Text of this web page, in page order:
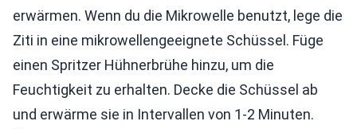
erwärmen. Wenn du die Mikrowelle benutzt, lege die
Ziti in eine mikrowellengeeignete Schüssel. Füge
einen Spritzer Hühnerbrühe hinzu, um die
Feuchtigkeit zu erhalten. Decke die Schüssel ab
und erwärme sie in Intervallen von 1-2 Minuten.